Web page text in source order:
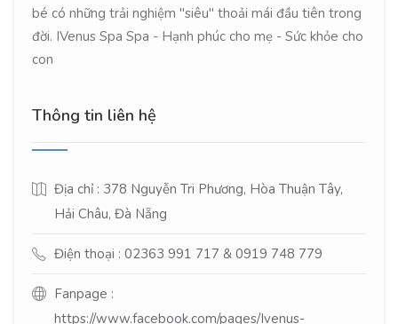
bé có những trải nghiệm "siêu" thoải mái đầu tiên trong
đời. IVenus Spa Spa - Hạnh phúc cho mẹ - Sức khỏe cho
con
Thông tin liên hệ
Địa chỉ : 378 Nguyễn Tri Phương, Hòa Thuận Tây,
Hải Châu, Đà Nẵng
Điện thoại : 02363 991 717 & 0919 748 779
Fanpage :
https://www.facebook.com/pages/Ivenus-